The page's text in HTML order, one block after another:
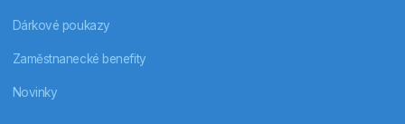
Dárkové poukazy
Zaměstnanecké benefity
Novinky